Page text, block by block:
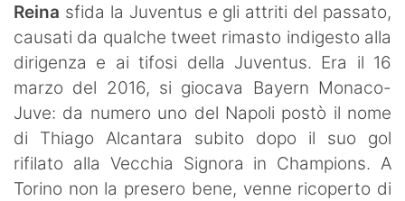
Reina sfida la Juventus e gli attriti del passato,
causati da qualche tweet rimasto indigesto alla
dirigenza e ai tifosi della Juventus. Era il 16
marzo del 2016, si giocava Bayern Monaco-
Juve: da numero uno del Napoli postò il nome
di Thiago Alcantara subito dopo il suo gol
rifilato alla Vecchia Signora in Champions. A
Torino non la presero bene, venne ricoperto di